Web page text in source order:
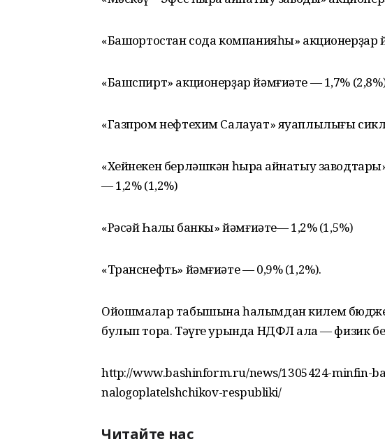
«Башҡортостан сода компанияһы» акционерҙар
«Башспирт» акционерҙар йәмғиәте — 1,7%
«Газпром нефтехим Салауат» яуаплылығы
«Хейнекен берләшкән һыра ҡайнатыу
— 1,2% (1,2%)
«Рәсәй Һаҡлыҡ банкы» йәмғиәте— 1,2% (1,5%)
«Транснефть» йәмғиәте — 0,9% (1,2%).
Ойошмалар табышына һалымдан килем
булып тора. Тәүге урында НДФЛ ҡала — физик
http://www.bashinform.ru/news/1305424-minfin-
nalogoplatelshchikov-respubliki/
Читайте нас